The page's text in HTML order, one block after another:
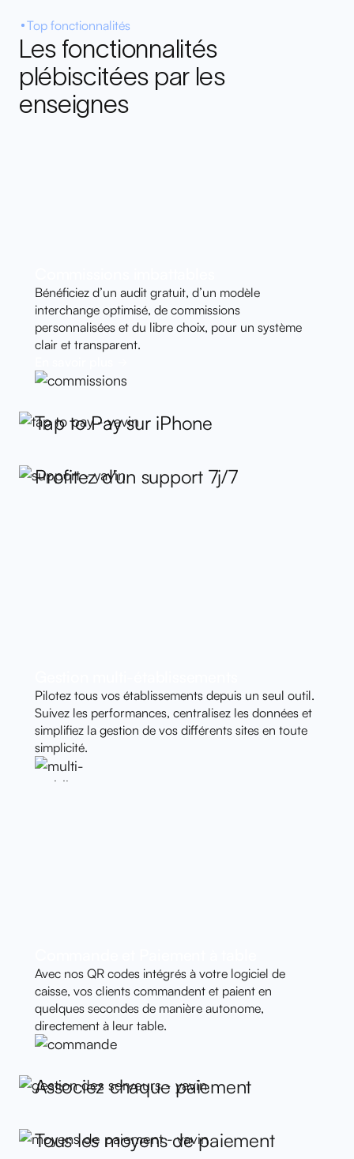
Top fonctionnalités
Les fonctionnalités
plébiscitées par les
enseignes
Bénéficiez d’un audit gratuit, d’un modèle
interchange optimisé, de commissions
personnalisées et du libre choix, pour un système
clair et transparent.
Tap to Pay sur iPhone
Profitez d'un support 7j/7
Pilotez tous vos établissements depuis un seul outil.
Suivez les performances, centralisez les données et
simplifiez la gestion de vos différents sites en toute
simplicité.
Avec nos QR codes intégrés à votre logiciel de
caisse, vos clients commandent et paient en
quelques secondes de manière autonome,
directement à leur table.
Associez chaque paiement
Tous les moyens de paiement